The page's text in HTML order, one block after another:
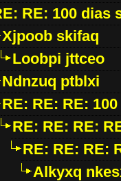
RE: 100 dias
Xjpoob skifaq
Loobpi jttceo
Ndnzuq ptblxi
RE: RE: RE:
RE: RE: RE:
RE: RE: RE:
Alkyxq